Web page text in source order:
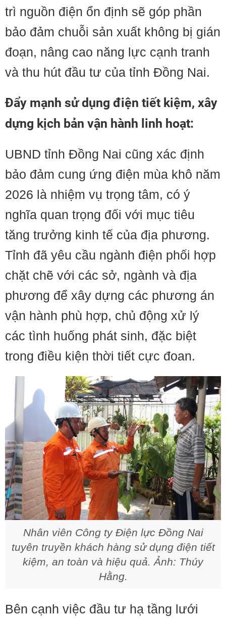
trì nguồn điện ổn định sẽ góp phần
bảo đảm chuỗi sản xuất không bị gián
đoạn, nâng cao năng lực cạnh tranh
và thu hút đầu tư của tỉnh Đồng Nai.
Đẩy mạnh sử dụng điện tiết kiệm, xây
dựng kịch bản vận hành linh hoạt:
UBND tỉnh Đồng Nai cũng xác định
bảo đảm cung ứng điện mùa khô năm
2026 là nhiệm vụ trọng tâm, có ý
nghĩa quan trọng đối với mục tiêu
tăng trưởng kinh tế của địa phương.
Tỉnh đã yêu cầu ngành điện phối hợp
chặt chẽ với các sở, ngành và địa
phương để xây dựng các phương án
vận hành phù hợp, chủ động xử lý
các tình huống phát sinh, đặc biệt
trong điều kiện thời tiết cực đoan.
Nhân viên Công ty Điện lực Đồng Nai
tuyên truyền khách hàng sử dụng điện tiết
kiệm, an toàn và hiệu quả. Ảnh: Thúy
Hằng.
Bên cạnh việc đầu tư hạ tầng lưới